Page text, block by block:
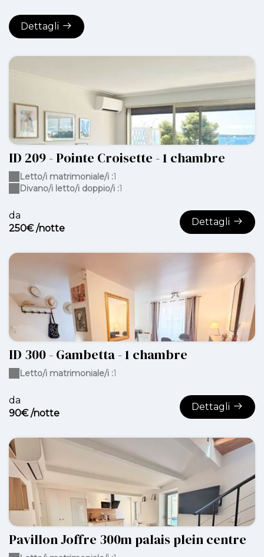
Dettagli
ID 209 - Pointe Croisette - 1 chambre
da
250€ /notte
Dettagli
Letto/i matrimoniale/i :1
Divano/i letto/i doppio/i :1
ID 300 - Gambetta - 1 chambre
da
90€ /notte
Dettagli
Letto/i matrimoniale/i :1
Pavillon Joffre 300m palais plein centre